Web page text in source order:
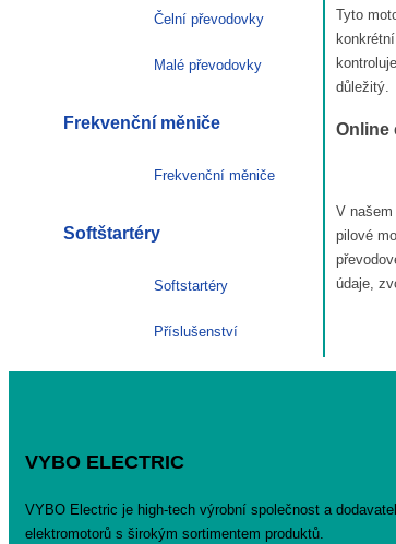
Tyto
důležitý.
Online
V našem
pilové
údaje,
Čelní převodovky
Malé převodovky
Frekvenční měniče
Frekvenční měniče
Softštartéry
Softstartéry
Příslušenství
VYBO ELECTRIC
VYBO Electric je high-tech výrobní společnost a
elektromotorů s širokým sortimentem produktů.